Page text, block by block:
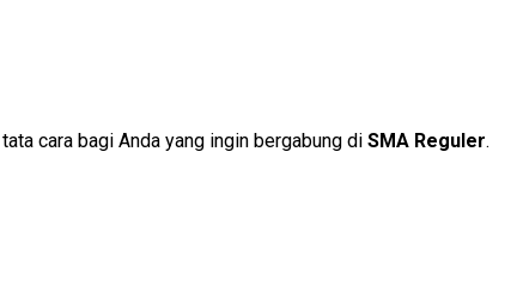
cara bagi Anda yang ingin bergabung di SMA Reguler.